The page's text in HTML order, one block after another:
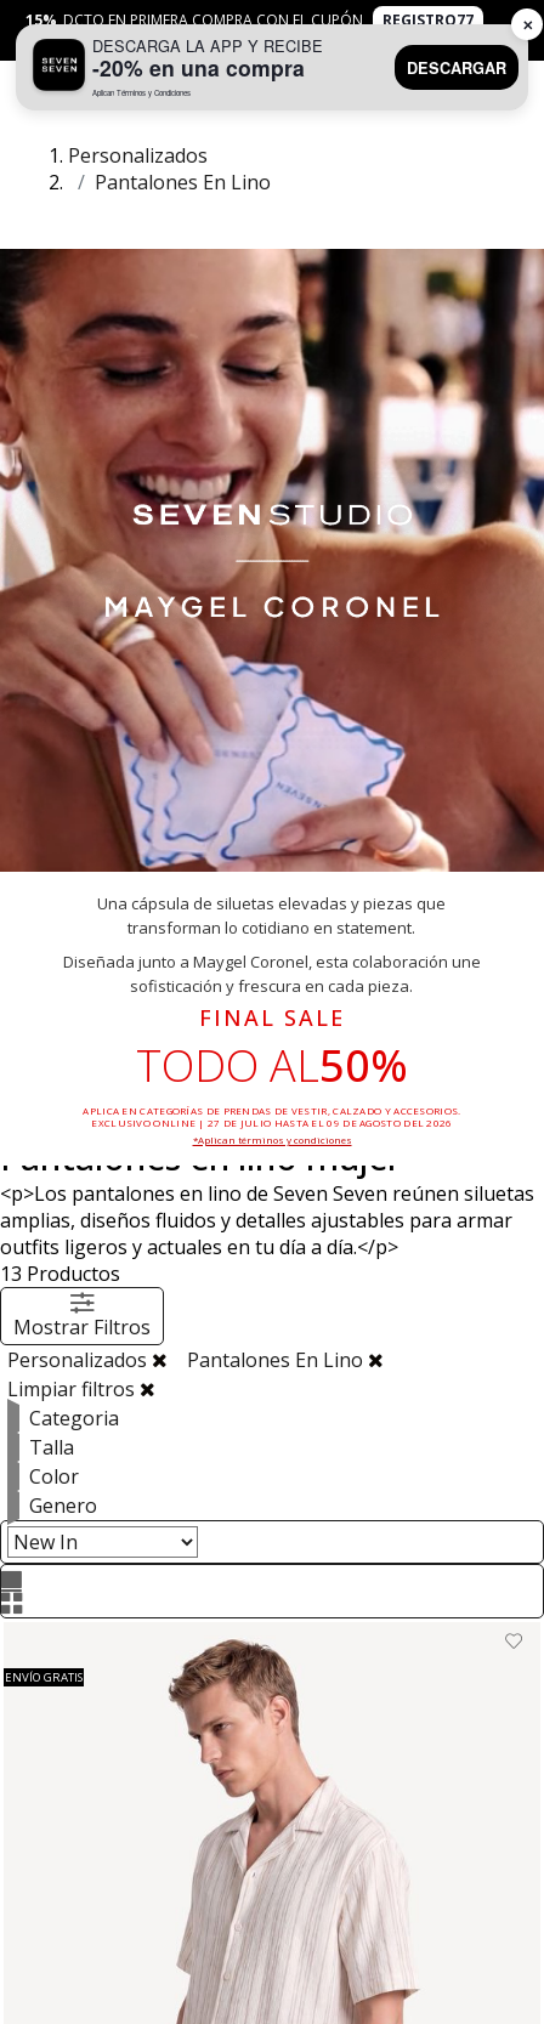
15% DCTO EN PRIMERA COMPRA CON EL CUPÓN
REGISTRO77
APLICANTYC
Personalizados
Pantalones En Lino
Una cápsula de siluetas elevadas y piezas que
transforman lo cotidiano en statement.
Diseñada junto a Maygel Coronel, esta colaboración une
sofisticación y frescura en cada pieza.
FINAL SALE
TODO AL50%
APLICA EN CATEGORÍAS DE PRENDAS DE VESTIR, CALZADO Y ACCESORIOS.
EXCLUSIVO ONLINE | 27 DE JULIO HASTA EL 09 DE AGOSTO DEL 2026
*Aplican términos y condiciones
Pantalones en lino mujer
<p>Los pantalones en lino de Seven Seven reúnen siluetas
amplias, diseños fluidos y detalles ajustables para armar
outfits ligeros y actuales en tu día a día.</p>
13 Productos
Mostrar Filtros
Personalizados
Pantalones En Lino
Limpiar filtros
Categoria
Talla
Color
Genero
ENVÍO GRATIS
DESCARGA LA APP Y RECIBE
-20% en una compra
Aplican Términos y Condiciones
DESCARGAR
✕